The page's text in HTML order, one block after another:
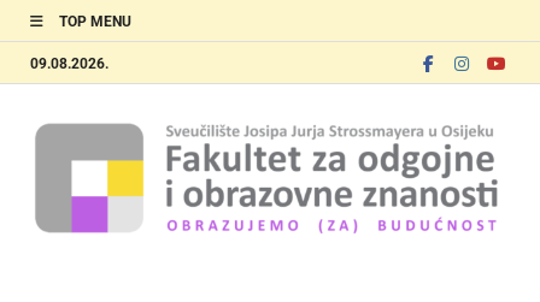
TOP MENU
09.08.2026.